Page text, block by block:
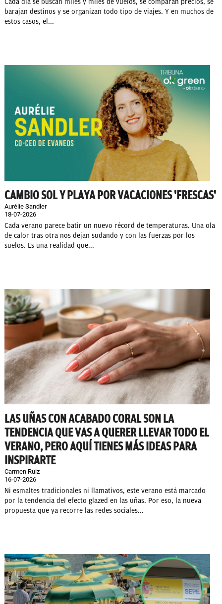
Cada día se buscan miles y miles de vuelos, se comparan precios, se
barajan destinos y se organizan todo tipo de viajes. Y en muchos de
estos casos, el...
CAMBIO SOL Y PLAYA POR VACACIONES 'FRESCAS'
Aurélie Sandler
18-07-2026
Cada verano parece batir un nuevo récord de temperaturas. Una ola
de calor tras otra nos dejan sudando y con las fuerzas por los
suelos. Es una realidad que...
LAS UÑAS CON ACABADO CORAL SON LA
TENDENCIA QUE VAS A QUERER LLEVAR TODO EL
VERANO, PERO AQUÍ TIENES MÁS IDEAS PARA
INSPIRARTE
Carmen Ruiz
16-07-2026
Ni esmaltes tradicionales ni llamativos, este verano está marcado
por la tendencia del efecto glazed en las uñas. Por eso, la nueva
propuesta que ya recorre las redes sociales...